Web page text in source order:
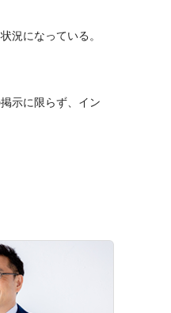
況になっている。
示に限らず、イン